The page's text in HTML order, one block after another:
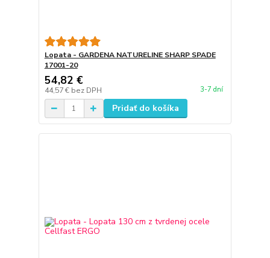
Lopata - GARDENA NATURELINE SHARP SPADE
17001-20
54,82 €
44,57 € bez DPH 3-7 dní
Pridať do košíka